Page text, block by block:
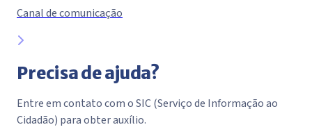
Canal de comunicação
Precisa de ajuda?
Entre em contato com o SIC (Serviço de Informação ao
Cidadão) para obter auxílio.